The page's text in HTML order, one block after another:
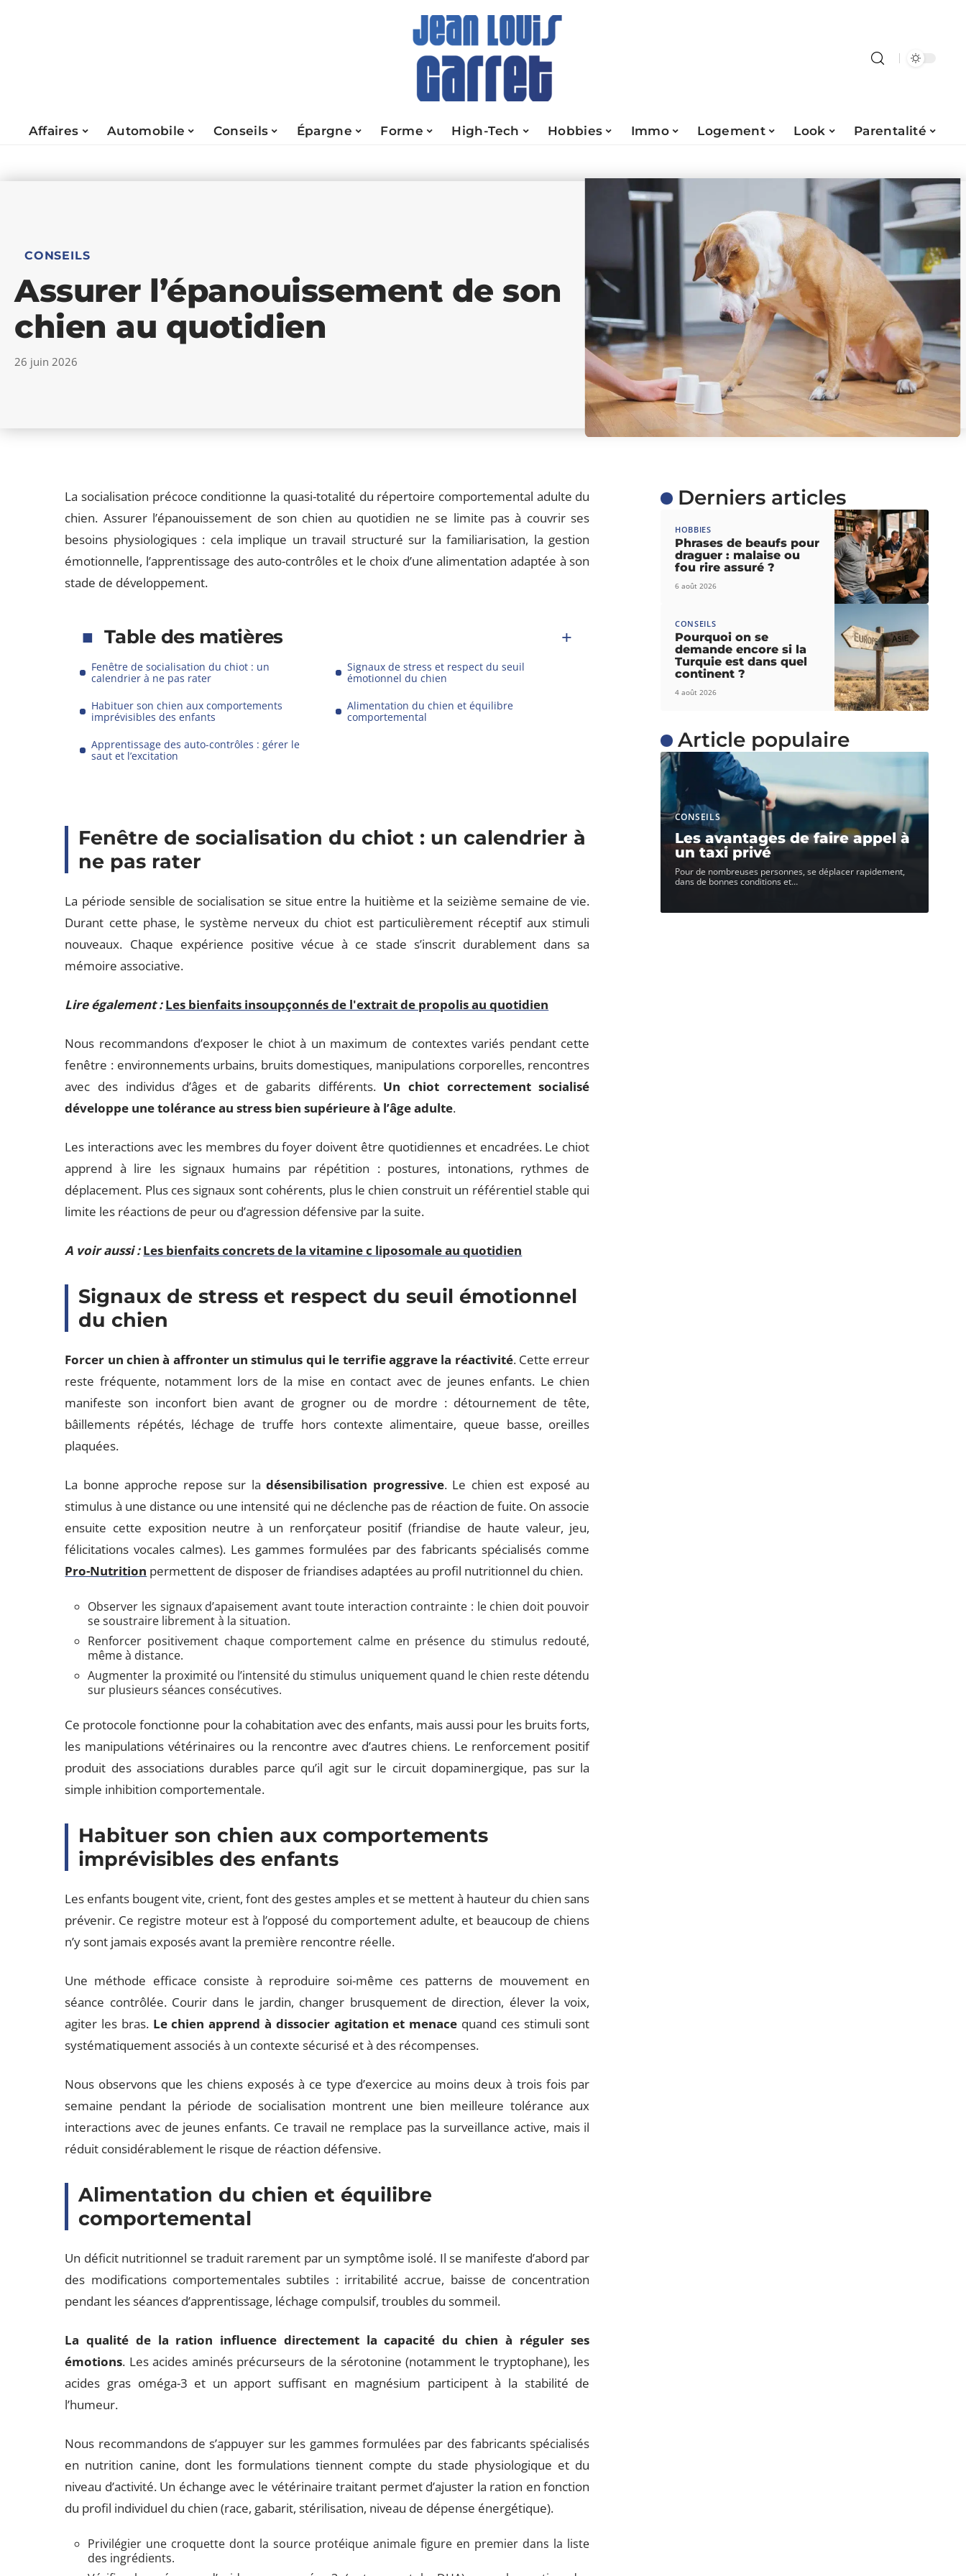
Affaires Automobile Conseils Épargne Forme High-Tech Hobbies Immo Logement Look Parentalité
CONSEILS
Assurer l’épanouissement de son
chien au quotidien
26 juin 2026
La socialisation précoce conditionne la quasi-totalité du répertoire comportemental adulte du
chien. Assurer l’épanouissement de son chien au quotidien ne se limite pas à couvrir ses
besoins physiologiques : cela implique un travail structuré sur la familiarisation, la gestion
émotionnelle, l’apprentissage des auto-contrôles et le choix d’une alimentation adaptée à son
stade de développement.
Table des matières
Fenêtre de socialisation du chiot : un
calendrier à ne pas rater
Signaux de stress et respect du seuil
émotionnel du chien
Habituer son chien aux comportements
imprévisibles des enfants
Alimentation du chien et équilibre
comportemental
Apprentissage des auto-contrôles : gérer le
saut et l’excitation
Fenêtre de socialisation du chiot : un calendrier à
ne pas rater
La période sensible de socialisation se situe entre la huitième et la seizième semaine de vie.
Durant cette phase, le système nerveux du chiot est particulièrement réceptif aux stimuli
nouveaux. Chaque expérience positive vécue à ce stade s’inscrit durablement dans sa
mémoire associative.
Lire également : Les bienfaits insoupçonnés de l'extrait de propolis au quotidien
Nous recommandons d’exposer le chiot à un maximum de contextes variés pendant cette
fenêtre : environnements urbains, bruits domestiques, manipulations corporelles, rencontres
avec des individus d’âges et de gabarits différents. Un chiot correctement socialisé
développe une tolérance au stress bien supérieure à l’âge adulte.
Les interactions avec les membres du foyer doivent être quotidiennes et encadrées. Le chiot
apprend à lire les signaux humains par répétition : postures, intonations, rythmes de
déplacement. Plus ces signaux sont cohérents, plus le chien construit un référentiel stable qui
limite les réactions de peur ou d’agression défensive par la suite.
A voir aussi : Les bienfaits concrets de la vitamine c liposomale au quotidien
Signaux de stress et respect du seuil émotionnel
du chien
Forcer un chien à affronter un stimulus qui le terrifie aggrave la réactivité. Cette erreur
reste fréquente, notamment lors de la mise en contact avec de jeunes enfants. Le chien
manifeste son inconfort bien avant de grogner ou de mordre : détournement de tête,
bâillements répétés, léchage de truffe hors contexte alimentaire, queue basse, oreilles
plaquées.
La bonne approche repose sur ladésensibilisation progressive. Le chien est exposé au
stimulus à une distance ou une intensité qui ne déclenche pas de réaction de fuite. On associe
ensuite cette exposition neutre à un renforçateur positif (friandise de haute valeur, jeu,
félicitations vocales calmes). Les gammes formulées par des fabricants spécialisés comme
Pro-Nutrition permettent de disposer de friandises adaptées au profil nutritionnel du chien.
Observer les signaux d’apaisement avant toute interaction contrainte : le chien doit pouvoir
se soustraire librement à la situation.
Renforcer positivement chaque comportement calme en présence du stimulus redouté,
même à distance.
Augmenter la proximité ou l’intensité du stimulus uniquement quand le chien reste détendu
sur plusieurs séances consécutives.
Ce protocole fonctionne pour la cohabitation avec des enfants, mais aussi pour les bruits forts,
les manipulations vétérinaires ou la rencontre avec d’autres chiens. Le renforcement positif
produit des associations durables parce qu’il agit sur le circuit dopaminergique, pas sur la
simple inhibition comportementale.
Habituer son chien aux comportements
imprévisibles des enfants
Les enfants bougent vite, crient, font des gestes amples et se mettent à hauteur du chien sans
prévenir. Ce registre moteur est à l’opposé du comportement adulte, et beaucoup de chiens
n’y sont jamais exposés avant la première rencontre réelle.
Une méthode efficace consiste à reproduire soi-même ces patterns de mouvement en
séance contrôlée. Courir dans le jardin, changer brusquement de direction, élever la voix,
agiter les bras. Le chien apprend à dissocier agitation et menace quand ces stimuli sont
systématiquement associés à un contexte sécurisé et à des récompenses.
Nous observons que les chiens exposés à ce type d’exercice au moins deux à trois fois par
semaine pendant la période de socialisation montrent une bien meilleure tolérance aux
interactions avec de jeunes enfants. Ce travail ne remplace pas la surveillance active, mais il
réduit considérablement le risque de réaction défensive.
Alimentation du chien et équilibre
comportemental
Un déficit nutritionnel se traduit rarement par un symptôme isolé. Il se manifeste d’abord par
des modifications comportementales subtiles : irritabilité accrue, baisse de concentration
pendant les séances d’apprentissage, léchage compulsif, troubles du sommeil.
La qualité de la ration influence directement la capacité du chien à réguler ses
émotions. Les acides aminés précurseurs de la sérotonine (notamment le tryptophane), les
acides gras oméga-3 et un apport suffisant en magnésium participent à la stabilité de
l’humeur.
Nous recommandons de s’appuyer sur les gammes formulées par des fabricants spécialisés
en nutrition canine, dont les formulations tiennent compte du stade physiologique et du
niveau d’activité. Un échange avec le vétérinaire traitant permet d’ajuster la ration en fonction
du profil individuel du chien (race, gabarit, stérilisation, niveau de dépense énergétique).
Privilégier une croquette dont la source protéique animale figure en premier dans la liste
des ingrédients.
Derniers articles
HOBBIES
Phrases de beaufs pour
draguer : malaise ou
fou rire assuré ?
6 août 2026
CONSEILS
Pourquoi on se
demande encore si la
Turquie est dans quel
continent ?
4 août 2026
Article populaire
CONSEILS
Les avantages de faire appel à
un taxi privé
Pour de nombreuses personnes, se déplacer rapidement,
dans de bonnes conditions et…